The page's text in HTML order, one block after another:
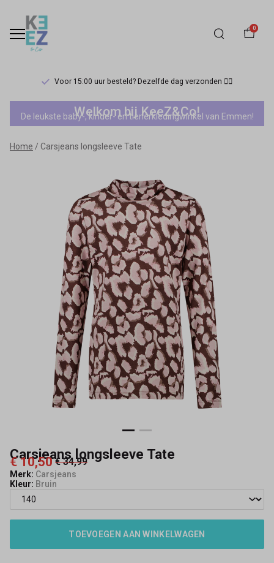
0
Voor 15:00 uur besteld? Dezelfde dag verzonden 🏃‍♀️
Carsjeans
longsleeve
Tate
Keez&Co
Welkom bij KeeZ&Co!
De leukste baby-, kinder- en tienerkledingwinkel van Emmen!
Home Carsjeans longsleeve Tate
Carsjeans longsleeve Tate
€ 10,50 € 34,99
Merk: Carsjeans
Kleur: Bruin
TOEVOEGEN AAN WINKELWAGEN